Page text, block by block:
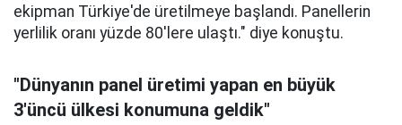
ekipman Türkiye'de üretilmeye başlandı. Panellerin
yerlilik oranı yüzde 80'lere ulaştı." diye konuştu.
"Dünyanın panel üretimi yapan en büyük
3'üncü ülkesi konumuna geldik"